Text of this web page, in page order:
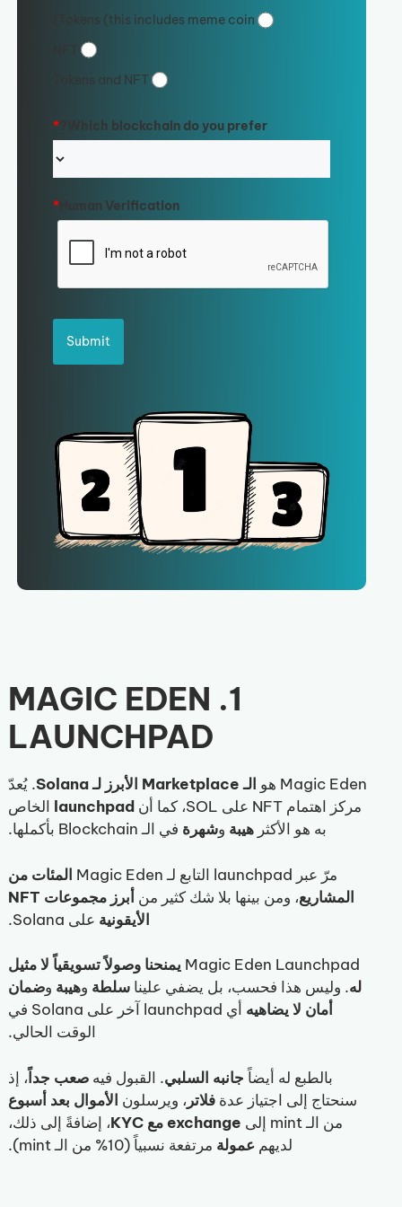
Tokens (this includes meme coin)
Tokens and NFT
Which blockchain do you prefer?
*
Human Verification
*
Submit
1. MAGIC EDEN
LAUNCHPAD
Magic Eden هو الـ Marketplace الأبرز لـ Solana
. يُعدّ
مركز اهتمام NFT على SOL، كما أن
launchpad الخاص
به هو الأكثر هيبة وشهرة في الـ Blockchain بأكملها.
مرّ عبر launchpad التابع لـ Magic Eden
المئات من
المشاريع، ومن بينها بلا شك كثير من
أبرز مجموعات NFT
الأيقونية على Solana.
Magic Eden Launchpad يمنحنا وصولاً تسويقياً لا مثيل
له. وليس هذا فحسب، بل يضفي علينا سلطة وهيبة وضمان
أمان لا يضاهيه
أي launchpad آخر على Solana في
الوقت الحالي.
بالطبع له أيضاً جانبه السلبي. القبول فيه صعب جداً، إذ
سنحتاج إلى اجتياز عدة فلاتر ، ويرسلون الأموال بعد أسبوع
من الـ mint إلى
exchange مع KYC
، إضافةً إلى ذلك،
لديهم عمولة مرتفعة نسبياً (10% من الـ mint).